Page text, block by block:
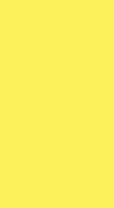
ଯୋଗାଇ ଦିଆଯିବ
ଭାରତ ଏବଂ ୟୁଏଇ
ଭାଗିଦାରୀ।
କ୍ଷେତ୍ରରେ ବ୍ୟାପକ
ବୋଲି ସେ ପ୍ରକାଶ
ଏବଂ ଶିଳ୍ପ
ଭାରତର ଶିଳ୍ପ ଜଗତର
ଉତ୍ପାଦନ କେନ୍ଦ୍ର
ଗ୍ରହଣ କରିବ ବୋଲି
ଓ ସିଇଓ ସୟଦ୍
ସରକାରଙ୍କ ବରିଷ୍ଠ